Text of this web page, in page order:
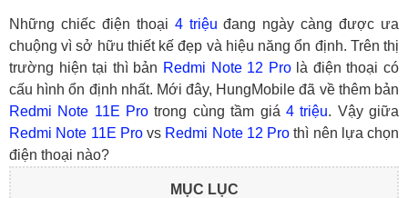
Những chiếc điện thoại 4 triệu đang ngày càng được ưa
chuộng vì sở hữu thiết kế đẹp và hiệu năng ổn định. Trên thị
trường hiện tại thì bản Redmi Note 12 Prolà điện thoại có
cấu hình ổn định nhất. Mới đây, HungMobile đã về thêm bản
Redmi Note 11E Pro trong cùng tầm giá 4 triệu. Vậy giữa
Redmi Note 11E Provs Redmi Note 12 Pro thì nên lựa chọn
điện thoại nào?
MỤC LỤC